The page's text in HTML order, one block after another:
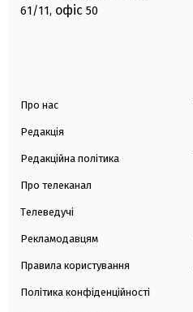
61/11, офіс 50
Про нас
Редакція
Редакційна політика
Про телеканал
Телеведучі
Рекламодавцям
Правила користування
Політика конфіденційності